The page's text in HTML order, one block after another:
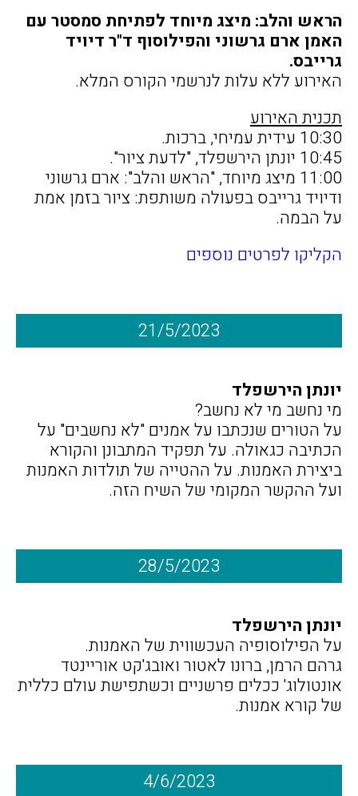
הראש והלב: מיצג מיוחד לפתיחת סמסטר עם
האמן ארם גרשוני והפילוסוף ד"ר דיויד
גרייבס.
האירוע ללא עלות לנרשמי הקורס המלא.
תכנית האירוע
10:30 עידית עמיחי, ברכות.
10:45 יונתן הירשפלד, "לדעת ציור".
11:00 מיצג מיוחד, "הראש והלב": ארם גרשוני
ודיויד גרייבס בפעולה משותפת: ציור בזמן אמת
על הבמה.
הקליקו לפרטים נוספים
21/5/2023
יונתן הירשפלד
מי נחשב מי לא נחשב?
על הטורים שנכתבו על אמנים "לא נחשבים" על
הכתיבה כגאולה. על תפקיד המתבונן והקורא
ביצירת האמנות. על ההטייה של תולדות האמנות
ועל ההקשר המקומי של השיח הזה.
28/5/2023
יונתן הירשפלד
על הפילוסופיה העכשווית של האמנות.
גרהם הרמן, ברונו לאטור ואובג'קט אוריינטד
אונטולוג' ככלים פרשניים וכשתפישת עולם כללית
של קורא אמנות.
4/6/2023